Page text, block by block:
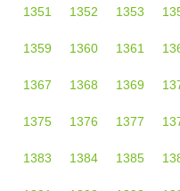
1351 1352 1353
1359 1360 1361
1367 1368 1369
1375 1376 1377
1383 1384 1385